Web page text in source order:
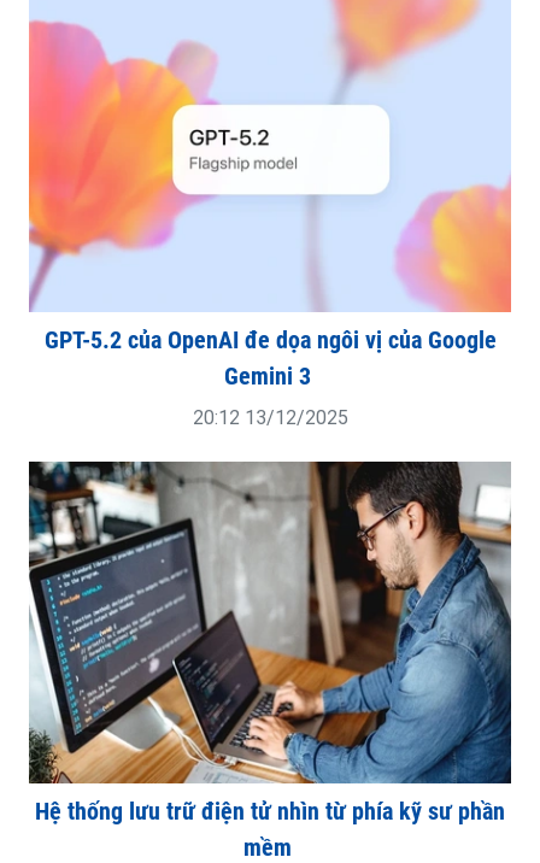
GPT-5.2 của OpenAI đe dọa ngôi vị của Google
Gemini 3
20:12 13/12/2025
Hệ thống lưu trữ điện tử nhìn từ phía kỹ sư phần
mềm